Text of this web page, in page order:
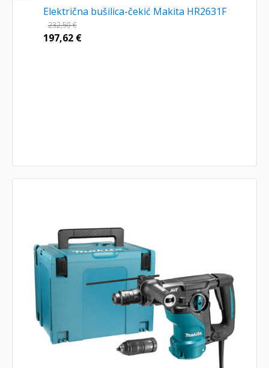
Električna bušilica-čekić Makita HR2631F
232,50€
197,62 €